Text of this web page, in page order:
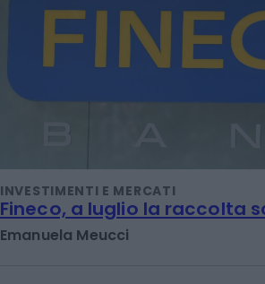
INVESTIMENTI E MERCATI
Fineco, a luglio la raccolta
Emanuela Meucci